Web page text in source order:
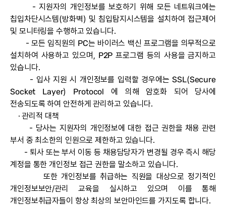
- 지원자의 개인정보를 보호하기 위해 모든 네트워크에는
칩입차단시스템(방화벽) 및 침입탐지시스템을 설치하여 접근제어
및 모니터링을 수행하고 있습니다.
- 모든 임직원의 PC는 바이러스 백신 프로그램을 의무적으로
설치하여 사용하고 있으며, P2P 프로그램 등의 사용을 금지하고
있습니다.
- 입사 지원 시 개인정보를 입력할 경우에는 SSL(Secure
Socket Layer) Protocol 에 의해 암호화 되어 당사에
전송되도록 하여 안전하게 관리하고 있습니다.
· 관리적 대책
- 당사는 지원자의 개인정보에 대한 접근 권한을 채용 관련
부서 중 최소한의 인원으로 제한하고 있습니다.
- 퇴사 또는 부서 이동 등 채용담당자가 변경될 경우 즉시 해당
계정을 통한 개인정보 접근 권한을 말소하고 있습니다.
또한 개인정보를 취급하는 직원을 대상으로 정기적인
개인정보보안/관리 교육을 실시하고 있으며 이를 통해
개인정보취급자들이 항상 최상의 보안마인드를 가지도록 합니다.